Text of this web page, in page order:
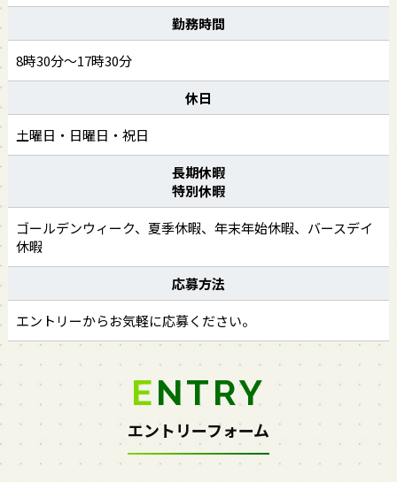
勤務時間
8時30分～17時30分
休日
土曜日・日曜日・祝日
長期休暇
特別休暇
ゴールデンウィーク、夏季休暇、年末年始休暇、バースデイ
休暇
応募方法
エントリーからお気軽に応募ください。
ENTRY
エントリーフォーム